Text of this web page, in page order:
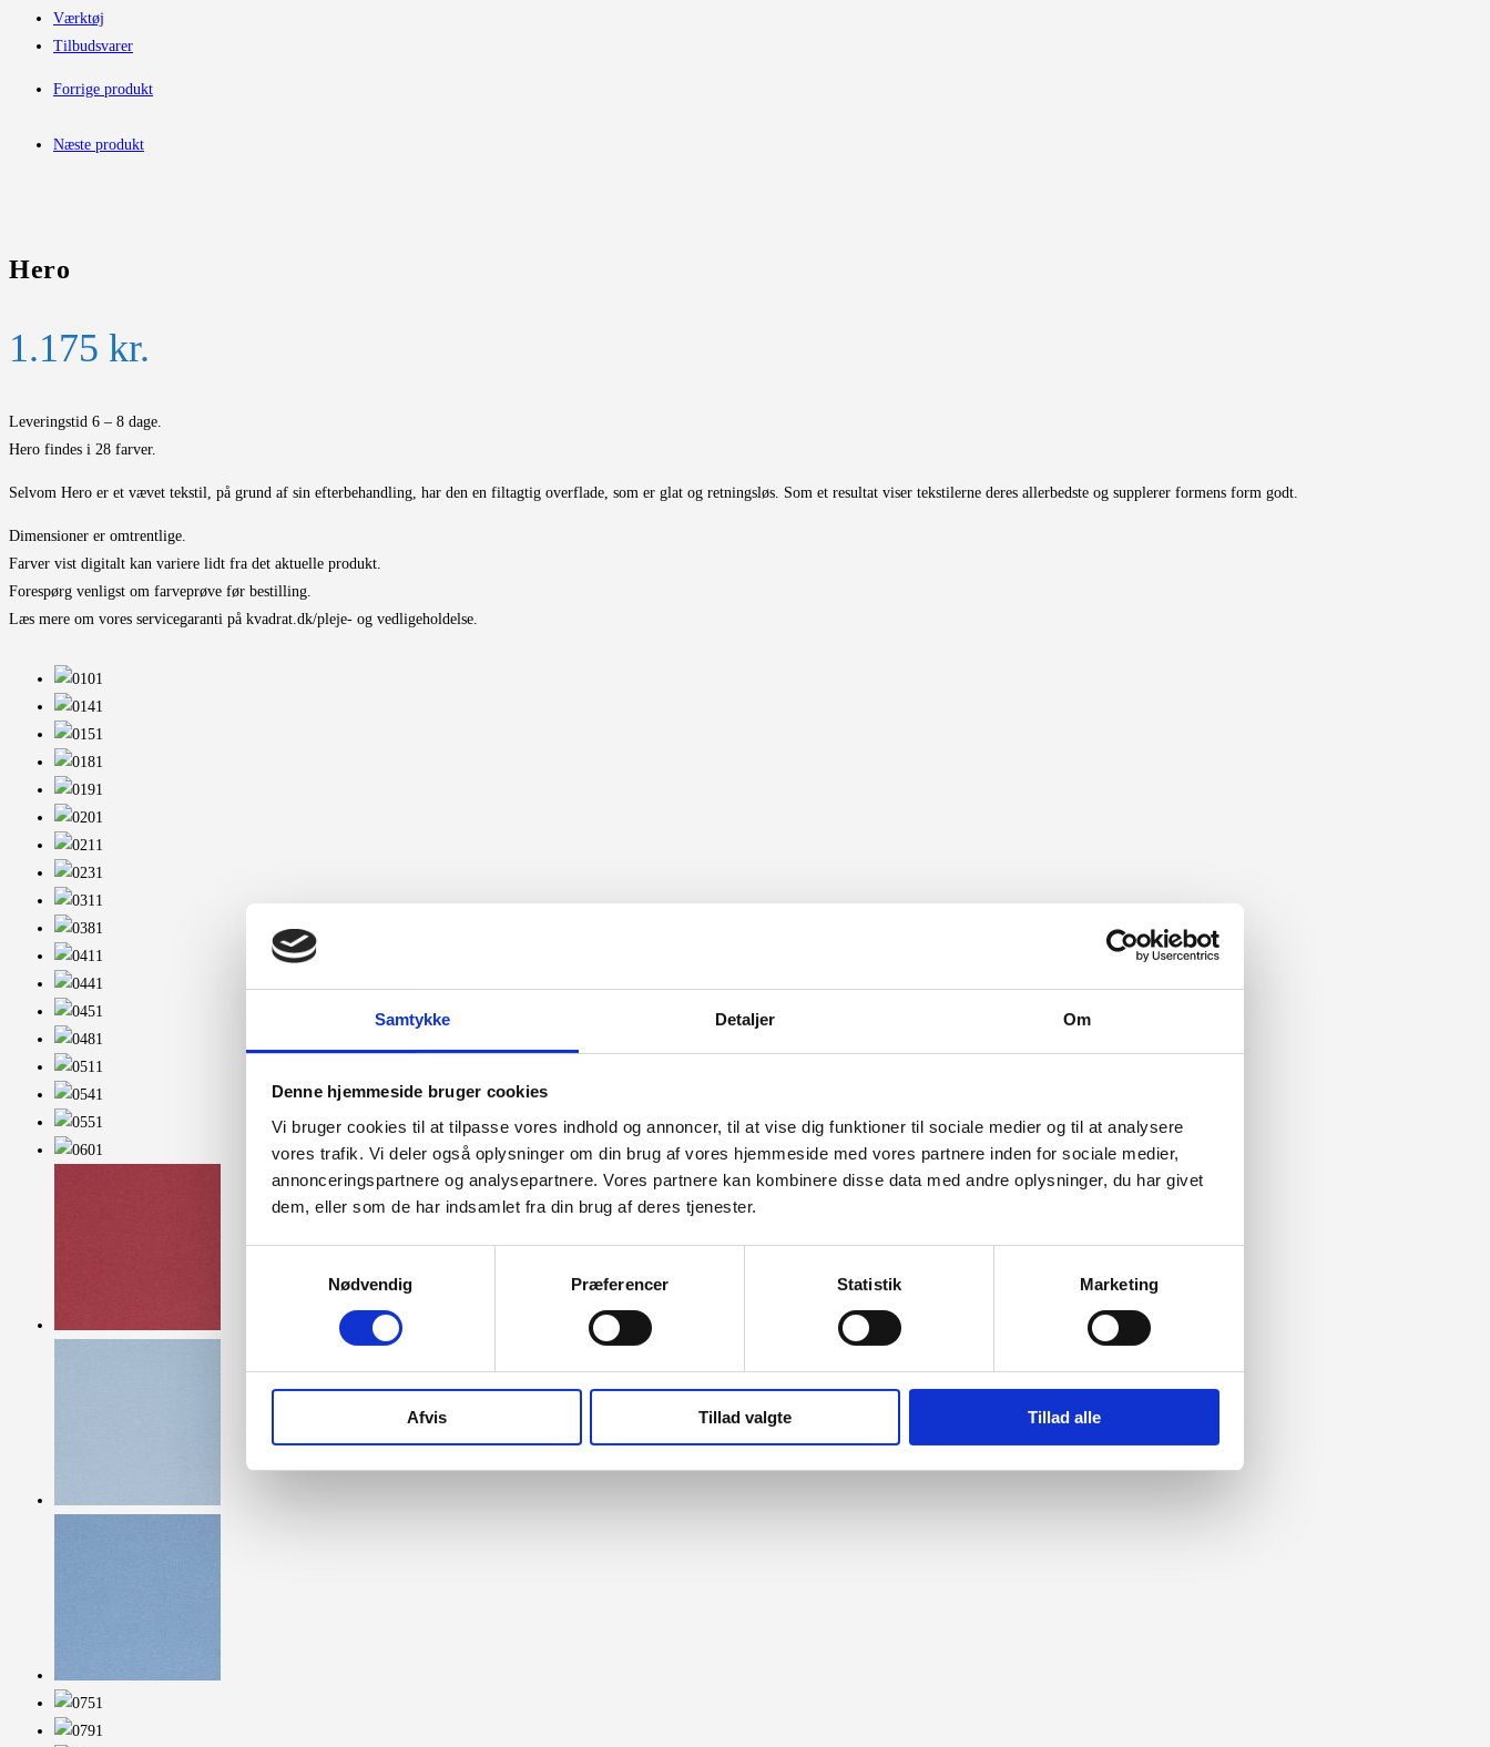
Samtykke Detaljer Om
Denne hjemmeside bruger cookies
Vi bruger cookies til at tilpasse vores indhold og annoncer, til at vise dig funktioner til sociale medier og til at analysere
vores trafik. Vi deler også oplysninger om din brug af vores hjemmeside med vores partnere inden for sociale medier,
annonceringspartnere og analysepartnere. Vores partnere kan kombinere disse data med andre oplysninger, du har givet
dem, eller som de har indsamlet fra din brug af deres tjenester.
Nødvendig
Præferencer Statistik Marketing
Afvis Tillad valgte Tillad alle
Værktøj
Tilbudsvarer
Forrige produkt
Næste produkt
Hero
1.175 kr.
Leveringstid 6 – 8 dage.
Hero findes i 28 farver.
Selvom Hero er et vævet tekstil, på grund af sin efterbehandling, har den en filtagtig overflade, som er glat og retningsløs. Som et resultat viser tekstilerne deres allerbedste og supplerer formens form godt.
Dimensioner er omtrentlige.
Farver vist digitalt kan variere lidt fra det aktuelle produkt.
Forespørg venligst om farveprøve før bestilling.
Læs mere om vores servicegaranti på kvadrat.dk/pleje- og vedligeholdelse.